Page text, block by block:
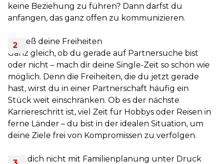
keine Beziehung zu führen? Dann darfst du
anfangen, das ganz offen zu kommunizieren.
Genieß deine Freiheiten
Ganz gleich, ob du gerade auf Partnersuche bist
oder nicht – mach dir deine Single-Zeit so schön wie
möglich. Denn die Freiheiten, die du jetzt gerade
hast, wirst du in einer Partnerschaft häufig ein
Stück weit einschränken. Ob es der nächste
Karriereschritt ist, viel Zeit für Hobbys oder Reisen in
ferne Länder – du bist in der idealen Situation, um
deine Ziele frei von Kompromissen zu verfolgen.
Setz dich nicht mit Familienplanung unter Druck